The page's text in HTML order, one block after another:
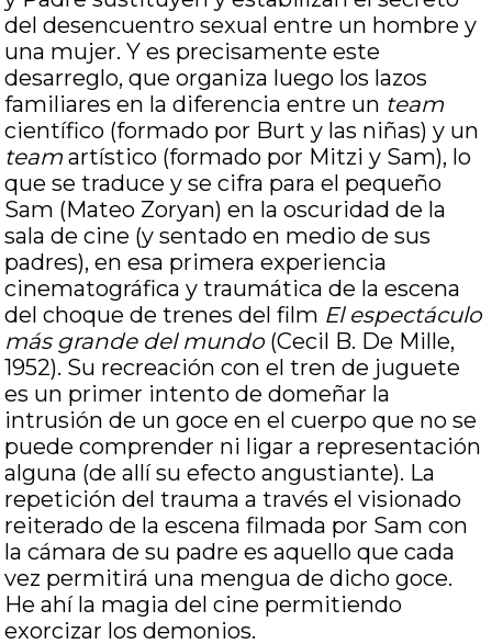
del desencuentro sexual entre un hombre y
una mujer. Y es precisamente este
desarreglo, que organiza luego los lazos
familiares en la diferencia entre un team
científico (formado por Burt y las niñas) y un
team artístico (formado por Mitzi y Sam), lo
que se traduce y se cifra para el pequeño
Sam (Mateo Zoryan) en la oscuridad de la
sala de cine (y sentado en medio de sus
padres), en esa primera experiencia
cinematográfica y traumática de la escena
del choque de trenes del film El espectáculo
más grande del mundo(Cecil B. De Mille,
1952). Su recreación con el tren de juguete
es un primer intento de domeñar la
intrusión de un goce en el cuerpo que no se
puede comprender ni ligar a representación
alguna (de allí su efecto angustiante). La
repetición del trauma a través el visionado
reiterado de la escena filmada por Sam con
la cámara de su padre es aquello que cada
vez permitirá una mengua de dicho goce.
He ahí la magia del cine permitiendo
exorcizar los demonios.